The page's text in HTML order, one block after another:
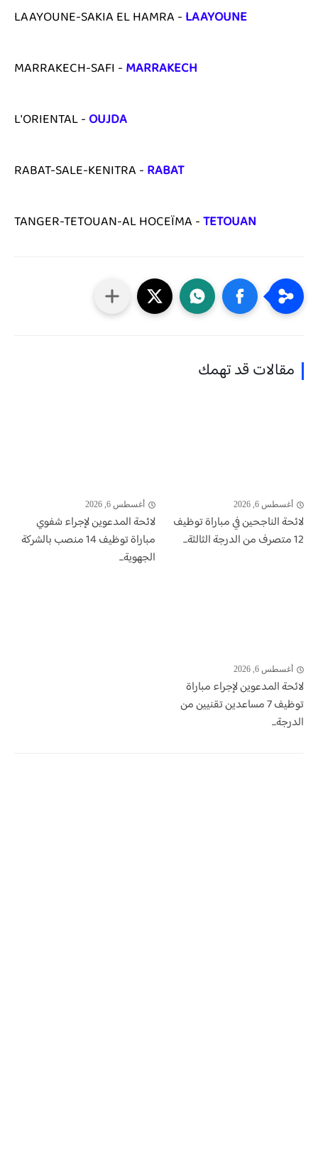
LAAYOUNE-SAKIA EL HAMRA - LAAYOUNE
MARRAKECH-SAFI - MARRAKECH
L'ORIENTAL - OUJDA
RABAT-SALE-KENITRA - RABAT
TANGER-TETOUAN-AL HOCEÏMA -TETOUAN
مقالات قد تهمك
أغسطس 6, 2026
لائحة الناجحين في مباراة توظيف
12 متصرف من الدرجة الثالثة...
أغسطس 6, 2026
لائحة المدعوين لإجراء شفوي
مباراة توظيف 14 منصب بالشركة
الجهوية...
أغسطس 6, 2026
لائحة المدعوين لإجراء مباراة
توظيف 7 مساعدين تقنيين من
الدرجة...